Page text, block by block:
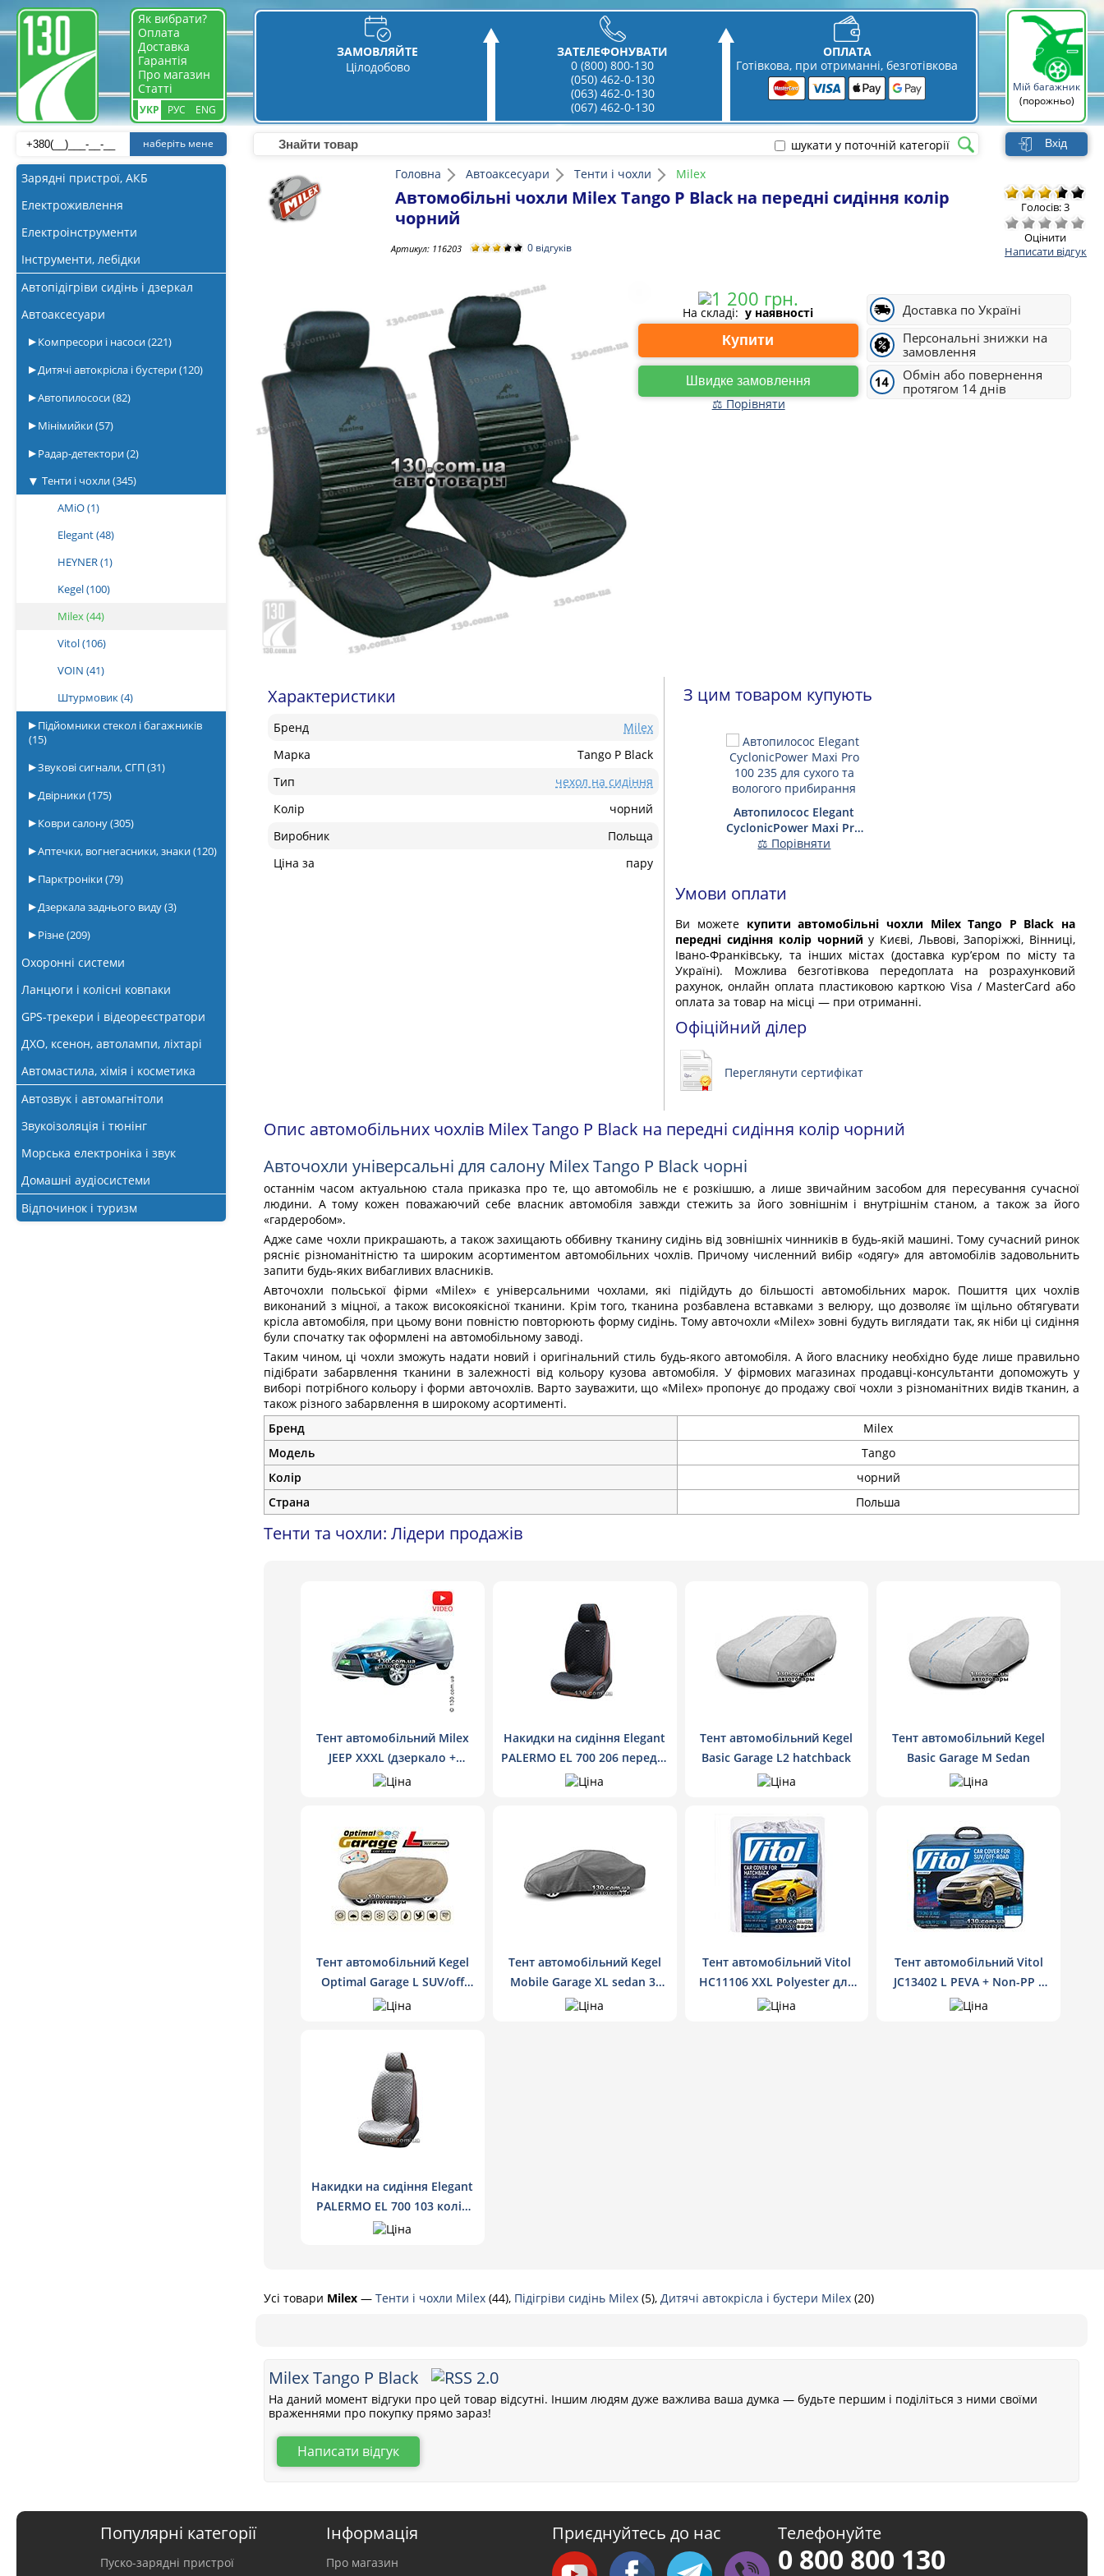
Як вибрати?
Оплата
Доставка
Гарантія
Про магазин
Статті
УКР РУС ENG
наберіть мене
ЗАМОВЛЯЙТЕ
Цілодобово
ЗАТЕЛЕФОНУВАТИ
0 (800) 800-130
(050) 462-0-130
(063) 462-0-130
(067) 462-0-130
ОПЛАТА
Готівкова, при отриманні, безготівкова
шукати у поточній категорії
Мій багажник
(порожньо)
Вхід
Зарядні пристрої, АКБ
Електроживлення
Електроінструменти
Інструменти, лебідки
Автопідігріви сидінь і дзеркал
Автоаксесуари
Компресори і насоси(221)
Дитячі автокрісла і бустери(120)
Автопилососи(82)
Мінімийки(57)
Радар-детектори(2)
Тенти і чохли(345)
AMiO(1)
Elegant(48)
HEYNER(1)
Kegel(100)
Milex(44)
Vitol(106)
VOIN (41)
Штурмовик(4)
Підйомники стекол і багажників
(15)
Звукові сигнали, СГП(31)
Двірники(175)
Коври салону(305)
Аптечки, вогнегасники, знаки(120)
Парктроніки(79)
Дзеркала заднього виду(3)
Різне(209)
Охоронні системи
Ланцюги і колісні ковпаки
GPS-трекери і відеореєстратори
ДХО, ксенон, автолампи, ліхтарі
Автомастила, хімія і косметика
Автозвук і автомагнітоли
Звукоізоляція і тюнінг
Морська електроніка і звук
Домашні аудіосистеми
Відпочинок і туризм
Головна Автоаксесуари Тенти і чохли Milex
Автомобільні чохли Milex Tango P Black на передні сидіння колір
чорний
Артикул: 116203 0 відгуків
Голосів: 3
Оцінити
Написати відгук
На складі:у наявності
Купити
Швидке замовлення
⚖ Порівняти
Доставка по Україні
Персональні знижки на
замовлення
Обмін або повернення
протягом 14 днів
Характеристики
Бренд
Milex
Марка
Tango P Black
Тип
чехол на сидіння
Колір
чорний
Виробник
Польща
Ціна за
пару
З цим товаром купують
Автопилосос Elegant
CyclonicPower Maxi Pro
100 235 для сухого та
⚖ Порівняти
Умови оплати
Ви можете купити автомобільні чохли Milex Tango P Black на
передні сидіння колір чорний у Києві, Львові, Запоріжжі, Вінниці,
Івано-Франківську, та інших містах (доставка кур’єром по місту та
Україні). Можлива безготівкова передоплата на розрахунковий
рахунок, онлайн оплата пластиковою карткою Visa / MasterCard або
оплата за товар на місці — при отриманні.
Офіційний ділер
Переглянути сертифікат
Опис автомобільних чохлів Milex Tango P Black на передні сидіння колір чорний
Авточохли універсальні для салону Milex Tango P Black чорні
останнім часом актуальною стала приказка про те, що автомобіль не є розкішшю, а лише звичайним засобом для пересування сучасної
людини. А тому кожен поважаючий себе власник автомобіля завжди стежить за його зовнішнім і внутрішнім станом, а також за його
«гардеробом».
Адже саме чохли прикрашають, а також захищають оббивну тканину сидінь від зовнішніх чинників в будь-якій машині. Тому сучасний ринок
рясніє різноманітністю та широким асортиментом автомобільних чохлів. Причому численний вибір «одягу» для автомобілів задовольнить
запити будь-яких вибагливих власників.
Авточохли польської фірми «Milex» є універсальними чохлами, які підійдуть до більшості автомобільних марок. Пошиття цих чохлів
виконаний з міцної, а також високоякісної тканини. Крім того, тканина розбавлена вставками з велюру, що дозволяє їм щільно обтягувати
крісла автомобіля, при цьому вони повністю повторюють форму сидінь. Тому авточохли «Milex» зовні будуть виглядати так, як ніби ці сидіння
були спочатку так оформлені на автомобільному заводі.
Таким чином, ці чохли зможуть надати новий і оригінальний стиль будь-якого автомобіля. А його власнику необхідно буде лише правильно
підібрати забарвлення тканини в залежності від кольору кузова автомобіля. У фірмових магазинах продавці-консультанти допоможуть у
виборі потрібного кольору і форми авточохлів. Варто зауважити, що «Milex» пропонує до продажу свої чохли з різноманітних видів тканин, а
також різного забарвлення в широкому асортименті.
Бренд
Milex
Модель
Tango
Колір
чорний
Страна
Польша
Тенти та чохли: Лідери продажів
Тент автомобільний Milex
JEEP XXXL (дзеркало +
замок) PEVA + PP з
Накидки на сидіння Elegant
PALERMO EL 700 206 передні
колір чорний
Тент автомобільний Kegel
Basic Garage L2 hatchback
Тент автомобільний Kegel
Basic Garage M Sedan
Тент автомобільний Kegel
Optimal Garage L SUV/off
Road
Тент автомобільний Kegel
Mobile Garage XL sedan 3-
шарова мембрана тканина
Тент автомобільний Vitol
HC11106 XXL Polyester для
хетчбека
Тент автомобільний Vitol
JC13402 L PEVA + Non-PP з
підкладкою з бавовни для
Накидки на сидіння Elegant
PALERMO EL 700 103 колір
сірий
Усі товари Milex — Тенти і чохли Milex (44), Підігріви сидінь Milex (5), Дитячі автокрісла і бустери Milex (20)
Milex Tango P Black
На даний момент відгуки про цей товар відсутні. Іншим людям дуже важлива ваша думка — будьте першим і поділіться з ними своїми
враженнями про покупку прямо зараз!
Написати відгук
Популярні категорії
Пуско-зарядні пристрої
Інформація
Про магазин
Приєднуйтесь до нас Телефонуйте
0 800 800 130